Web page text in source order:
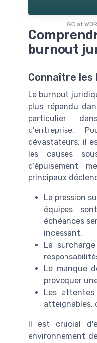
GC at
burnout
Connaître les
Le burnout
plus répandu
particulier
d'entreprise.
dévastateurs, il
les causes
d’épuisement
principaux
La pression
équipes
échéances
incessant.
La
Le manque
provoquer
Les
atteignables,
Il est crucial
environnement